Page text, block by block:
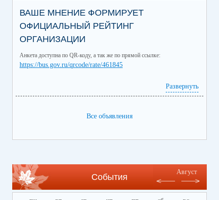
ВАШЕ МНЕНИЕ ФОРМИРУЕТ
ОФИЦИАЛЬНЫЙ РЕЙТИНГ
ОРГАНИЗАЦИИ
Анкета доступна по QR-коду, а так же по прямой ссылке:
https://bus.gov.ru/qrcode/rate/461845
Развернуть
Все объявления
События
Август